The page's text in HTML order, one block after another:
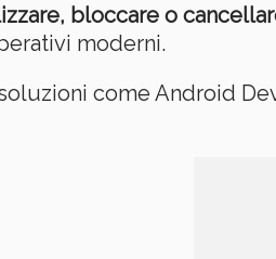
bloccare o
moderni.
come Android